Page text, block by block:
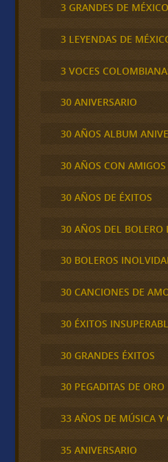
3 GRANDES DE MÉXICO
3 LEYENDAS DE
3 VOCES
30 ANIVERSARIO
30 AÑOS ALBUM
30 AÑOS CON AMIGOS
30 AÑOS DE ÉXITOS
30 AÑOS DEL BOLERO
30 BOLEROS
30 CANCIONES DE
30 ÉXITOS
30 GRANDES ÉXITOS
30 PEGADITAS DE ORO
33 AÑOS DE MÚSICA
35 ANIVERSARIO